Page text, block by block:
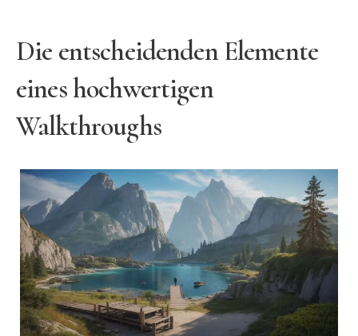
Die entscheidenden Elemente
eines hochwertigen
Walkthroughs